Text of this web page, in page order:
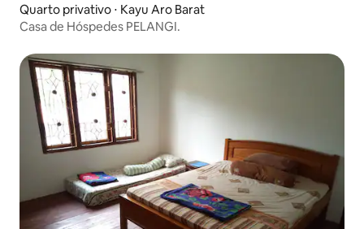
Quarto privativo ⋅ Kayu Aro Barat
Casa de Hóspedes PELANGI.